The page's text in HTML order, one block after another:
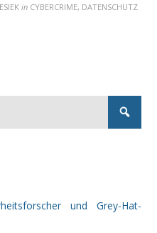
in CYBERCRIME, DATENSCHUTZ
und Grey-Hat-